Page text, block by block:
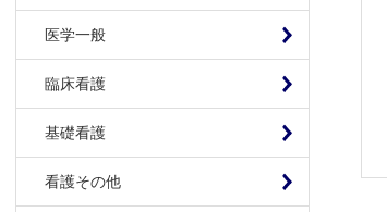
医学一般
臨床看護
基礎看護
看護その他